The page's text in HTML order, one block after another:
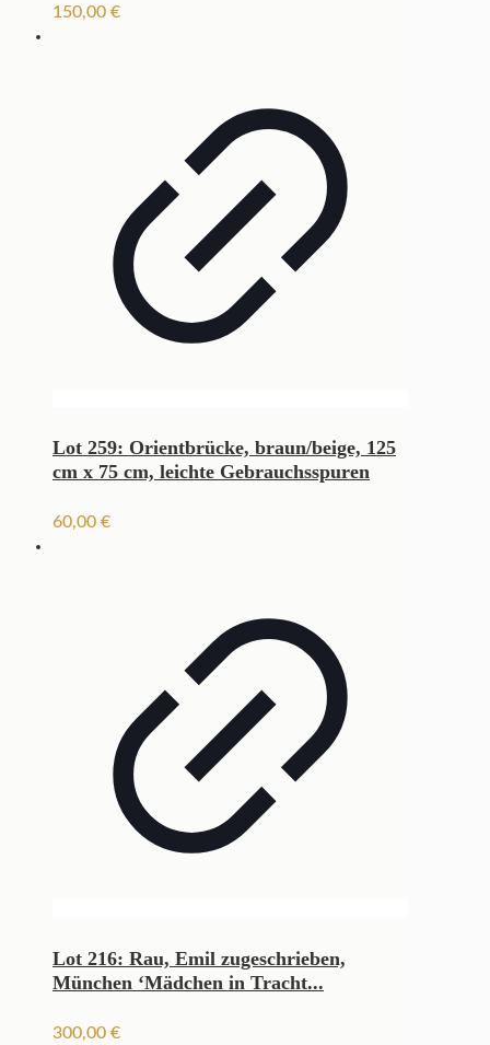
150,00 €
Lot 259: Orientbrücke, braun/beige, 125
cm x 75 cm, leichte Gebrauchsspuren
60,00 €
Lot 216: Rau, Emil zugeschrieben,
München ‘Mädchen in Tracht...
300,00 €